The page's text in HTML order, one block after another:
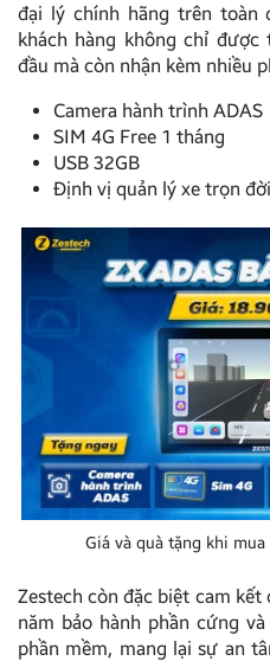
đại lý chính hãng trên toàn
khách hàng không chỉ được
đầu mà còn nhận kèm nhiều
Camera hành trình ADAS
SIM 4G Free 1 tháng
USB 32GB
Định vị quản lý xe trọn đời
Giá và quà tặng khi mua
Zestech còn đặc biệt cam
năm bảo hành phần cứng
phần mềm, mang lại sự an